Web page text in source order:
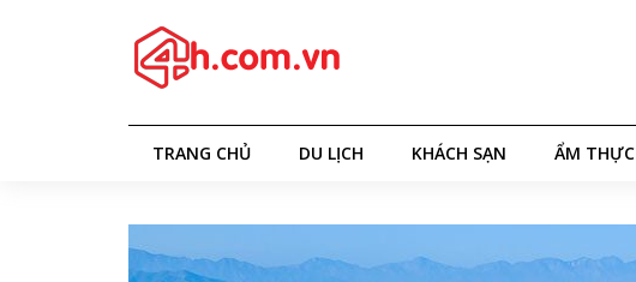
TRANG CHỦ DU LỊCH KHÁCH SẠN ẨM THỰC